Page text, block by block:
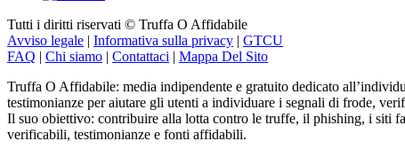
Tutti i diritti riservati © Truffa O Affidabile
Avviso legale
Informativa sulla privacy
GTCU
FAQ
Chi siamo Contattaci
Mappa Del Sito
Truffa O Affidabile: media indipendente e gratuito dedicato
testimonianze per aiutare gli utenti a individuare i segnali di frode,
Il suo obiettivo: contribuire alla lotta contro le truffe, il phishing, i siti
verificabili, testimonianze e fonti affidabili.